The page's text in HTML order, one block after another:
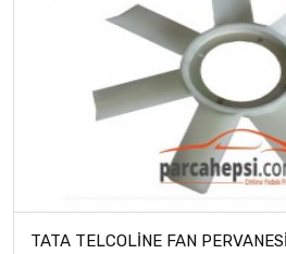
TATA TELCOLİNE FAN